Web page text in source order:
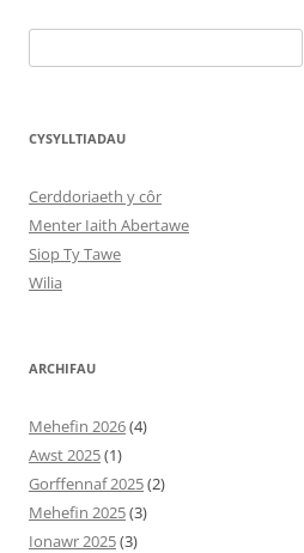
for:
CYSYLLTIADAU
Cerddoriaeth y côr
Menter Iaith Abertawe
Siop Ty Tawe
Wilia
ARCHIFAU
Mehefin 2026(4)
Awst 2025(1)
Gorffennaf 2025(2)
Mehefin 2025(3)
Ionawr 2025(3)